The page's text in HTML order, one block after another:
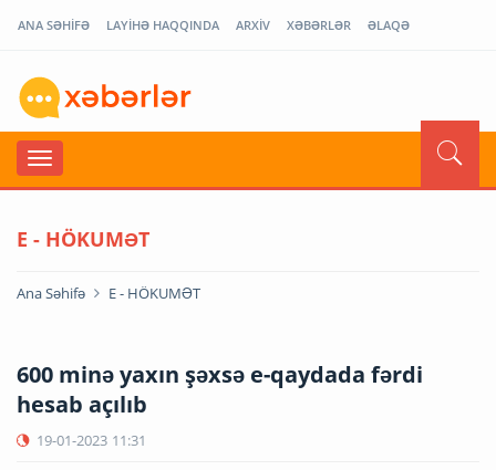
ANA SƏHİFƏ LAYİHƏ HAQQINDA ARXİV XƏBƏRLƏR ƏLAQƏ
E - HÖKUMƏT
Ana Səhifə E - HÖKUMƏT
600 minə yaxın şəxsə e-qaydada fərdi
hesab açılıb
19-01-2023 11:31